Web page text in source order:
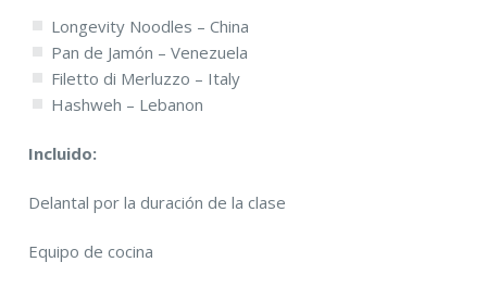
Longevity Noodles – China
Pan de Jamón – Venezuela
Filetto di Merluzzo – Italy
Hashweh – Lebanon
Incluido:
Delantal por la duración de la clase
Equipo de cocina